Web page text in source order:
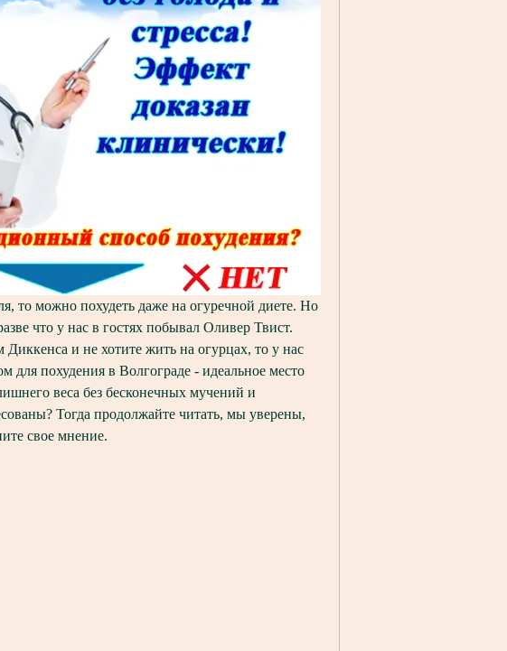
то можно похудеть даже на огуречной диете. Но
что у нас в гостях побывал Оливер Твист.
Диккенса и не хотите жить на огурцах, то у нас
для похудения в Волгограде - идеальное место
веса без бесконечных мучений и
Тогда продолжайте читать, мы уверены,
свое мнение.